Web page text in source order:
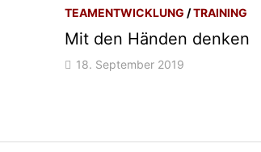
TEAMENTWICKLUNG /TRAINING
Mit den Händen denken
18. September 2019